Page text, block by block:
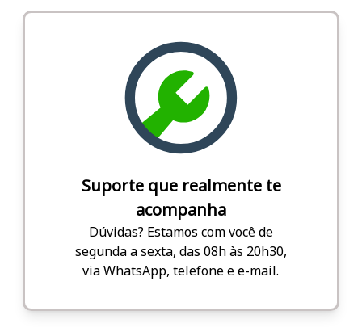
Suporte que realmente te
acompanha
Dúvidas? Estamos com você de
segunda a sexta, das 08h às 20h30,
via WhatsApp, telefone e e-mail.